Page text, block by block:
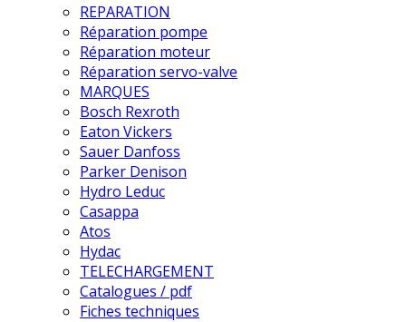
REPARATION
Réparation pompe
Réparation moteur
Réparation servo-valve
MARQUES
Bosch Rexroth
Eaton Vickers
Sauer Danfoss
Parker Denison
Hydro Leduc
Casappa
Atos
Hydac
TELECHARGEMENT
Catalogues / pdf
Fiches techniques